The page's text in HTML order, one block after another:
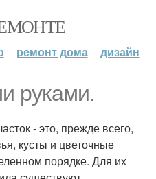
ремонт дома дизайн
руками.
- это, прежде всего,
кусты и цветочные
порядке. Для их